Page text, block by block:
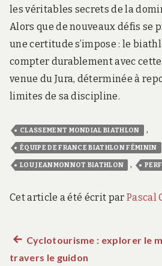
les véritables secrets de la
Alors que de nouveaux défis se
une certitude s’impose : le
compter durablement avec
venue du Jura, déterminée à
limites de sa discipline.
CLASSEMENT MONDIAL BIATHLON ,
ÉQUIPE DE FRANCE BIATHLON FÉMININ
LOU JEANMONNOT BIATHLON ,
Cet article a été écrit par Pascal
Navigation
Article
précédent :
Cyclotourisme : explorer le
travers le guidon